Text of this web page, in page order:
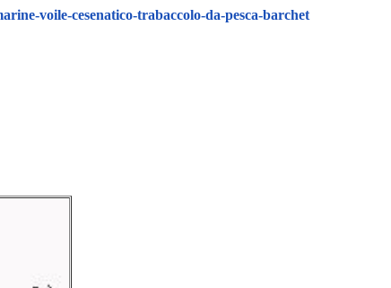
voile-cesenatico-trabaccolo-da-pesca-barchet